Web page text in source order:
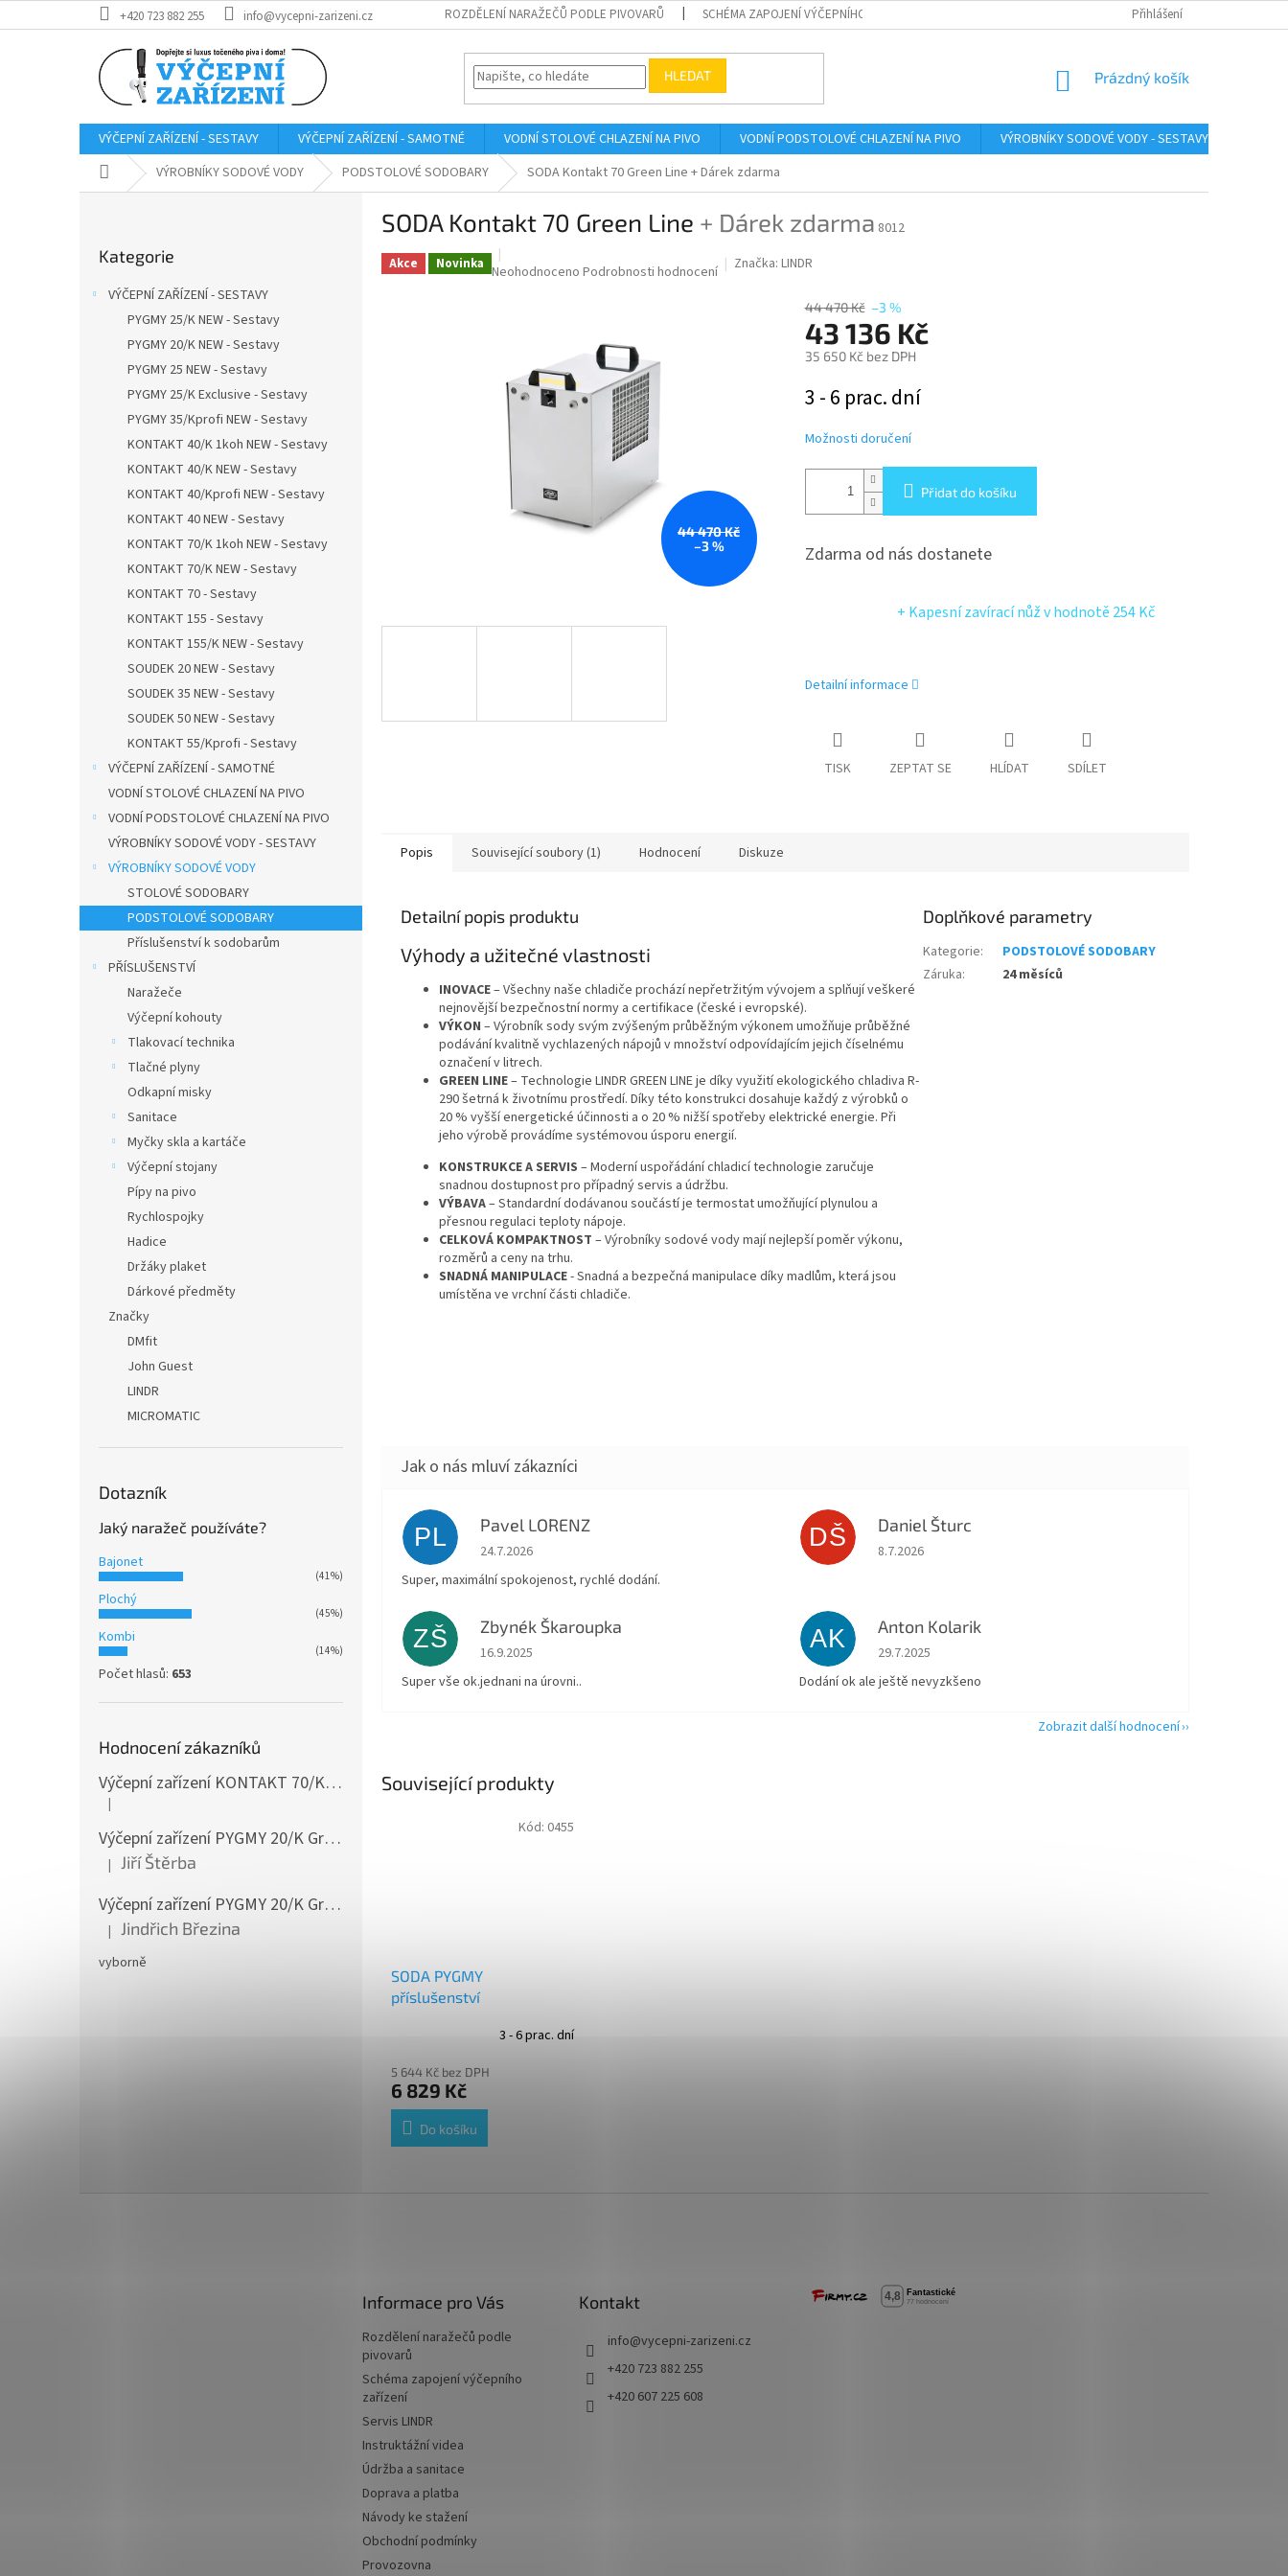
na
+420 723 882 255 info@vycepni-zarizeni.cz ROZDĚLENÍ NARAŽEČŮ PODLE PIVOVARŮ SCHÉMA ZAPOJENÍ VÝČEPNÍHO ZAŘÍZENÍ INSTRUKTÁŽNÍ VIDEA
Přihlášení
HLEDAT
NÁKUPNÍ
Prázdný košík
VÝČEPNÍ ZAŘÍZENÍ - SESTAVY VÝČEPNÍ ZAŘÍZENÍ - SAMOTNÉ VODNÍ STOLOVÉ CHLAZENÍ NA PIVO VODNÍ PODSTOLOVÉ CHLAZENÍ NA PIVO VÝROBNÍKY SODOVÉ VODY - SESTAVY
Domů VÝROBNÍKY SODOVÉ VODY PODSTOLOVÉ SODOBARY SODA Kontakt 70 Green Line + Dárek zdarma
kategorie
Kategorie
VÝČEPNÍ ZAŘÍZENÍ - SESTAVY
PYGMY 25/K NEW - Sestavy
PYGMY 20/K NEW - Sestavy
PYGMY 25 NEW - Sestavy
PYGMY 25/K Exclusive - Sestavy
PYGMY 35/Kprofi NEW - Sestavy
KONTAKT 40/K 1koh NEW - Sestavy
KONTAKT 40/K NEW - Sestavy
KONTAKT 40/Kprofi NEW - Sestavy
KONTAKT 40 NEW - Sestavy
KONTAKT 70/K 1koh NEW - Sestavy
KONTAKT 70/K NEW - Sestavy
KONTAKT 70 - Sestavy
KONTAKT 155 - Sestavy
KONTAKT 155/K NEW - Sestavy
SOUDEK 20 NEW - Sestavy
SOUDEK 35 NEW - Sestavy
SOUDEK 50 NEW - Sestavy
KONTAKT 55/Kprofi - Sestavy
VÝČEPNÍ ZAŘÍZENÍ - SAMOTNÉ
VODNÍ STOLOVÉ CHLAZENÍ NA PIVO
VODNÍ PODSTOLOVÉ CHLAZENÍ NA PIVO
VÝROBNÍKY SODOVÉ VODY - SESTAVY
VÝROBNÍKY SODOVÉ VODY
STOLOVÉ SODOBARY
PODSTOLOVÉ SODOBARY
Příslušenství k sodobarům
PŘÍSLUŠENSTVÍ
Naražeče
Výčepní kohouty
Tlakovací technika
Tlačné plyny
Odkapní misky
Sanitace
Myčky skla a kartáče
Výčepní stojany
Pípy na pivo
Rychlospojky
Hadice
Držáky plaket
Dárkové předměty
Značky
DMfit
John Guest
LINDR
MICROMATIC
Dotazník
Jaký naražeč používáte?
Bajonet
(41%)
Plochý
(45%)
Kombi
(14%)
Počet hlasů: 653
Hodnocení zákazníků
Výčepní zařízení KONTAKT 70/K Green Line 1koh NEW komplet 2x naražeč
Hodnocení produktu je 4 z 5 hvězdiček.
|
Výčepní zařízení PYGMY 20/K Green Line NEW komplet 2 x naražeč + Dárek zdarma
Hodnocení produktu je 5 z 5 hvězdiček.
| Jiří Štěrba
Výčepní zařízení PYGMY 20/K Green Line NEW komplet 2 x naražeč
Hodnocení produktu je 5 z 5 hvězdiček.
| Jindřich Březina
vyborně
SODA Kontakt 70 Green Line + Dárek zdarma 8012
Akce Novinka Průměrné
hvězdiček.
Neohodnoceno Podrobnosti hodnocení Značka: LINDR
44 470 Kč
–3 %
44 470 Kč –3 %
43 136 Kč
35 650 Kč bez DPH
cena:
3 - 6 prac. dní
Možnosti doručení
Přidat do košíku
Zdarma od nás dostanete
+ Kapesní zavírací nůžv hodnotě 254 Kč
Detailní informace
TISK ZEPTAT SE HLÍDAT SDÍLET
Související produkty
SODA PYGMY
příslušenství
3 - 6 prac. dní
5 644 Kč bez DPH
6 829 Kč
Do košíku
Kód: 0455
Popis Související soubory (1) Hodnocení Diskuze
Detailní popis produktu
Výhody a užitečné vlastnosti
INOVACE– Všechny naše chladiče prochází nepřetržitým vývojem a splňují veškeré
nejnovější bezpečnostní normy a certifikace (české i evropské).
VÝKON – Výrobník sody svým zvýšeným průběžným výkonem umožňuje průběžné
podávání kvalitně vychlazených nápojů v množství odpovídajícím jejich číselnému
označení v litrech.
GREEN LINE– Technologie LINDR GREEN LINE je díky využití ekologického chladiva R-
290 šetrná k životnímu prostředí. Díky této konstrukci dosahuje každý z výrobků o
20 % vyšší energetické účinnosti a o 20 % nižší spotřeby elektrické energie. Při
jeho výrobě provádíme systémovou úsporu energií.
KONSTRUKCE A SERVIS – Moderní uspořádání chladicí technologie zaručuje
snadnou dostupnost pro případný servis a údržbu.
VÝBAVA– Standardní dodávanou součástí je termostat umožňující plynulou a
přesnou regulaci teploty nápoje.
CELKOVÁ KOMPAKTNOST – Výrobníky sodové vody mají nejlepší poměr výkonu,
rozměrů a ceny na trhu.
SNADNÁ MANIPULACE- Snadná a bezpečná manipulace díky madlům, která jsou
umístěna ve vrchní části chladiče.
Doplňkové parametry
Kategorie:
PODSTOLOVÉ SODOBARY
Záruka: 24 měsíců
PL Pavel LORENZ
Hodnocení obchodu je 5 z 5 hvězdiček.
24.7.2026
Super, maximální spokojenost, rychlé dodání.
DŠ Daniel Šturc
Hodnocení obchodu je 5 z 5 hvězdiček.
8.7.2026
ZŠ Zbynék Škaroupka
Hodnocení obchodu je 5 z 5 hvězdiček.
16.9.2025
Super vše ok.jednani na úrovni..
AK Anton Kolarik
Hodnocení obchodu je 5 z 5 hvězdiček.
29.7.2025
Dodání ok ale ještě nevyzkšeno
Zobrazit další hodnocení
Informace pro Vás
Rozdělení naražečů podle
pivovarů
Schéma zapojení výčepního
zařízení
Servis LINDR
Instruktážní videa
Údržba a sanitace
Doprava a platba
Návody ke stažení
Obchodní podmínky
Provozovna
Kontakt
info@vycepni-zarizeni.cz
+420 723 882 255
+420 607 225 608